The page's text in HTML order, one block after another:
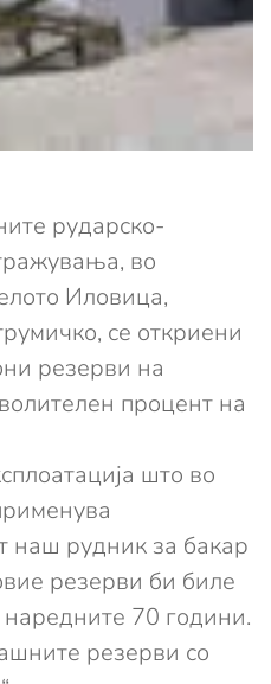
рударско-
во
Иловица,
се откриени
резерви на
процент на
што во
наш рудник за бакар
резерви би биле
70 години.
резерви со